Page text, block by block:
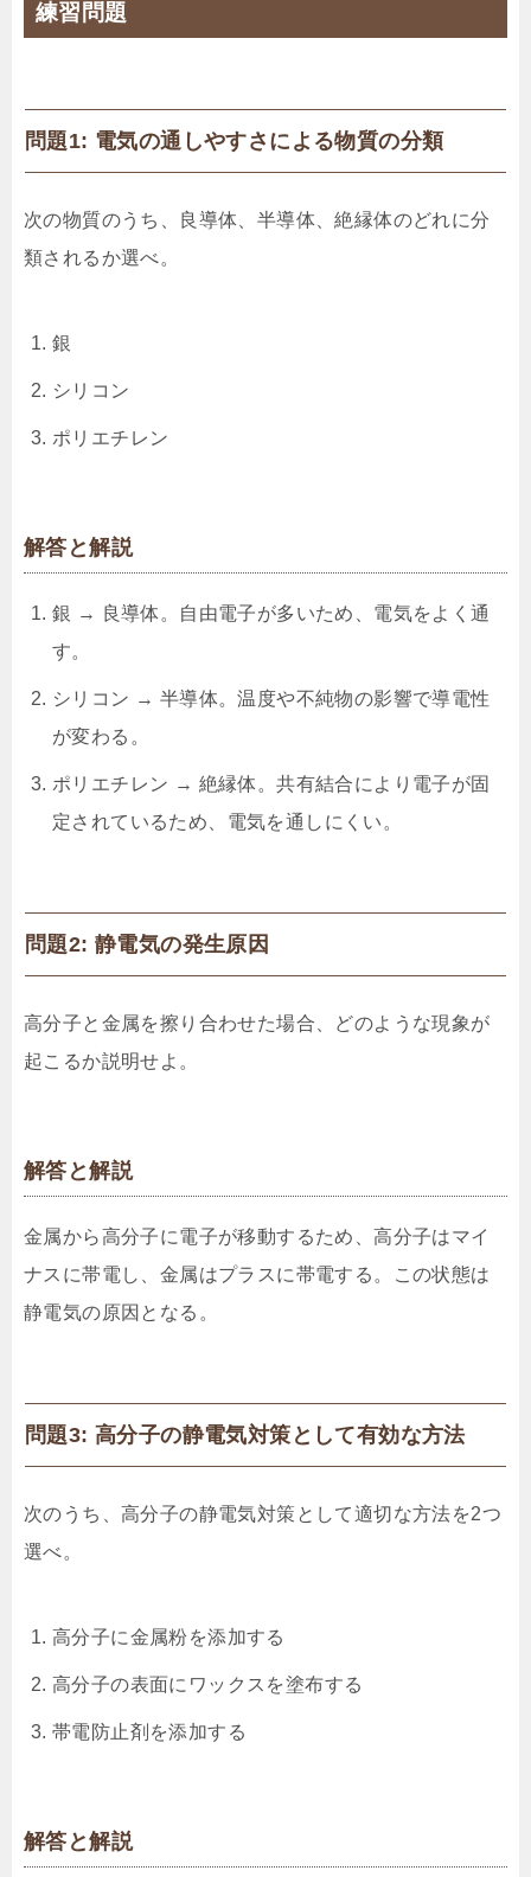
練習問題
問題1: 電気の通しやすさによる物質の分類
次の物質のうち、良導体、半導体、絶縁体のどれに分
類されるか選べ。
銀
シリコン
ポリエチレン
解答と解説
銀 → 良導体。自由電子が多いため、電気をよく通
す。
シリコン → 半導体。温度や不純物の影響で導電性
が変わる。
ポリエチレン → 絶縁体。共有結合により電子が固
定されているため、電気を通しにくい。
問題2: 静電気の発生原因
高分子と金属を擦り合わせた場合、どのような現象が
起こるか説明せよ。
解答と解説
金属から高分子に電子が移動するため、高分子はマイ
ナスに帯電し、金属はプラスに帯電する。この状態は
静電気の原因となる。
問題3: 高分子の静電気対策として有効な方法
次のうち、高分子の静電気対策として適切な方法を2つ
選べ。
高分子に金属粉を添加する
高分子の表面にワックスを塗布する
帯電防止剤を添加する
解答と解説